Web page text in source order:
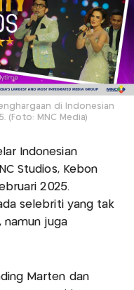
di Indonesian
(Foto: MNC Media)
Indonesian
Studios, Kebon
2025.
selebriti yang tak
namun juga
Marten dan